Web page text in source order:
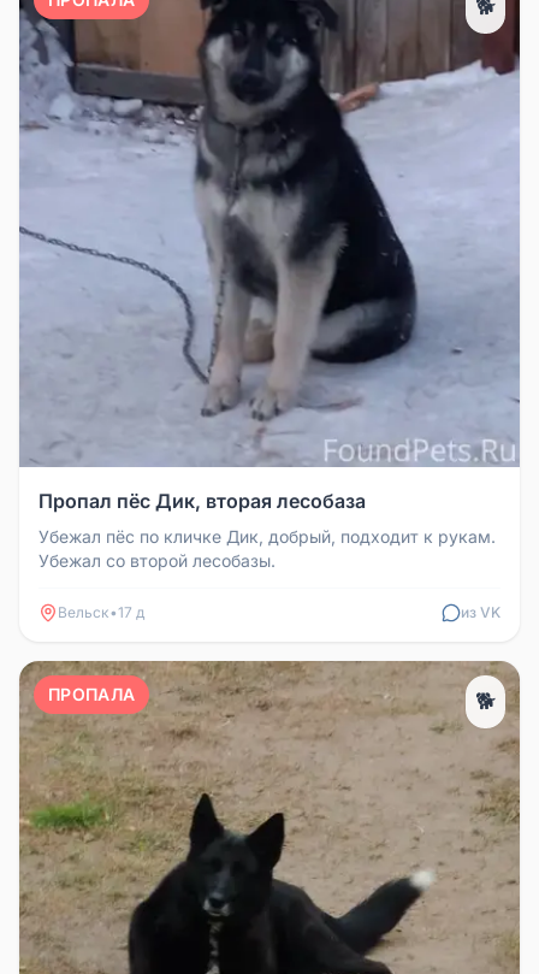
🐕
Пропал пёс Дик, вторая лесобаза
Убежал пёс по кличке Дик, добрый, подходит к рукам.
Убежал со второй лесобазы.
Вельск•17 д из VK
ПРОПАЛА 🐕